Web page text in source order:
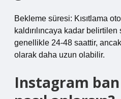
Bekleme süresi: Kısıtlama
kaldırılıncaya kadar
genellikle 24-48 saattir,
olarak daha uzun olabilir.
Instagram